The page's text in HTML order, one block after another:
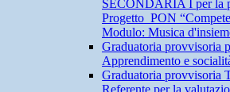
SECONDARIA I per la
Progetto PON
Modulo: Musica
Graduatoria provvisoria
Apprendimento e
Graduatoria provvisoria